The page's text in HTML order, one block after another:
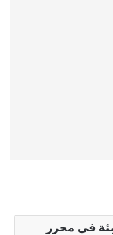
في محرر